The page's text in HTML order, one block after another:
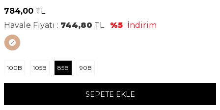
784,00 TL
Havale Fiyatı : 744,80 TL %5 İndirim
100B 105B 85B 90B
SEPETE EKLE